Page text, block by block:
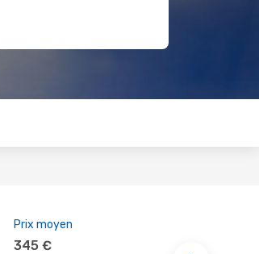
Prix moyen
345 €